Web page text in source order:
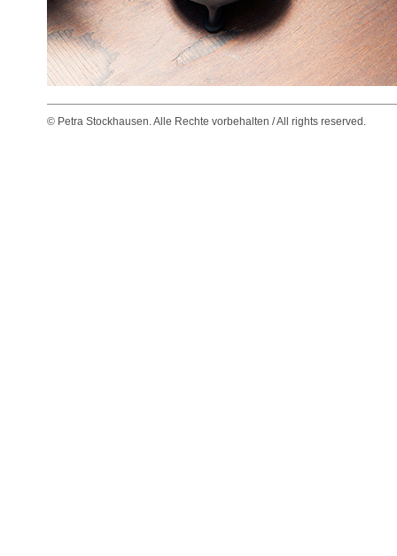
© Petra Stockhausen. Alle Rechte vorbehalten / All rights reserved.